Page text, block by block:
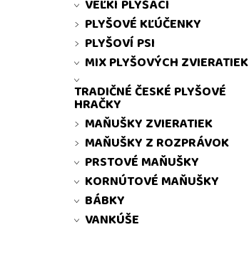
VEĽKÍ PLYŠÁCI
PLYŠOVÉ KĽÚČENKY
PLYŠOVÍ PSI
MIX PLYŠOVÝCH ZVIERATIEK
TRADIČNÉ ČESKÉ PLYŠOVÉ
HRAČKY
MAŇUŠKY ZVIERATIEK
MAŇUŠKY Z ROZPRÁVOK
PRSTOVÉ MAŇUŠKY
KORNÚTOVÉ MAŇUŠKY
BÁBKY
VANKÚŠE